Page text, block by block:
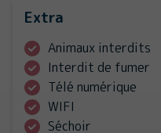
Extra
Animaux interdits
Interdit de fumer
Télé numérique
WIFI
Séchoir